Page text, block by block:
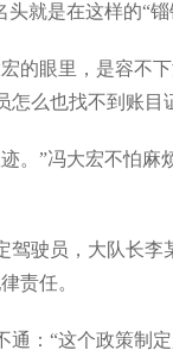
就是在这样的“锱
的眼里，是容不
么也找不到账目
。”冯大宏不怕
驾驶员，大队长
责任。
：“这个政策制